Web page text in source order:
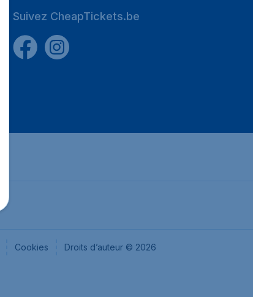
Suivez CheapTickets.be
Cookies Droits d’auteur © 2026